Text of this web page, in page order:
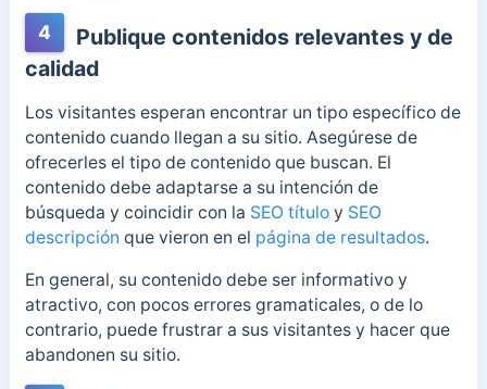
4
Publique contenidos relevantes y de
calidad
Los visitantes esperan encontrar un tipo específico de
contenido cuando llegan a su sitio. Asegúrese de
ofrecerles el tipo de contenido que buscan. El
contenido debe adaptarse a su intención de
búsqueda y coincidir con la SEO títuloy SEO
descripción que vieron en el página de resultados.
En general, su contenido debe ser informativo y
atractivo, con pocos errores gramaticales, o de lo
contrario, puede frustrar a sus visitantes y hacer que
abandonen su sitio.